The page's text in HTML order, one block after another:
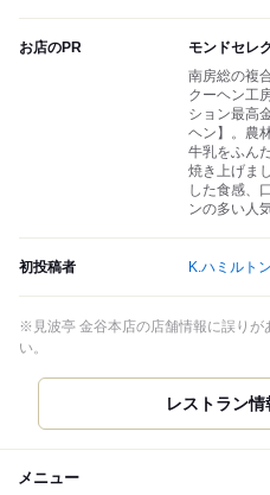
お店のPR
モンドセレ
南房総の複
クーヘン工
ション最高
ヘン】。農
牛乳をふん
焼き上げま
した食感、
ンの多い人
初投稿者 K.ハミルトン
※見波亭 金谷本店の店舗情報に誤りが
い。
レストラン
メニュー